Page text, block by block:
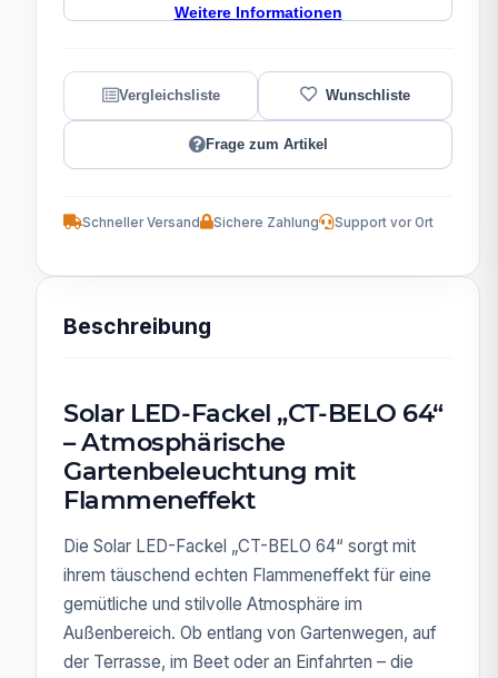
Weitere Informationen
Frage zum Artikel
Schneller Versand Sichere Zahlung Support vor Ort
Beschreibung
Solar LED-Fackel „CT-BELO 64“
– Atmosphärische
Gartenbeleuchtung mit
Flammeneffekt
Die Solar LED-Fackel „CT-BELO 64“ sorgt mit
ihrem täuschend echten Flammeneffekt für eine
gemütliche und stilvolle Atmosphäre im
Außenbereich. Ob entlang von Gartenwegen, auf
der Terrasse, im Beet oder an Einfahrten – die